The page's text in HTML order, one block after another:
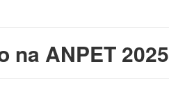
na ANPET 2025